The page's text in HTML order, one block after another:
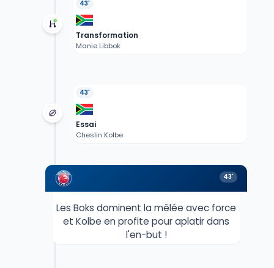
43'
Transformation
Manie Libbok
43'
Essai
Cheslin Kolbe
43'
Les Boks dominent la mêlée avec force
et Kolbe en profite pour aplatir dans
l'en-but !